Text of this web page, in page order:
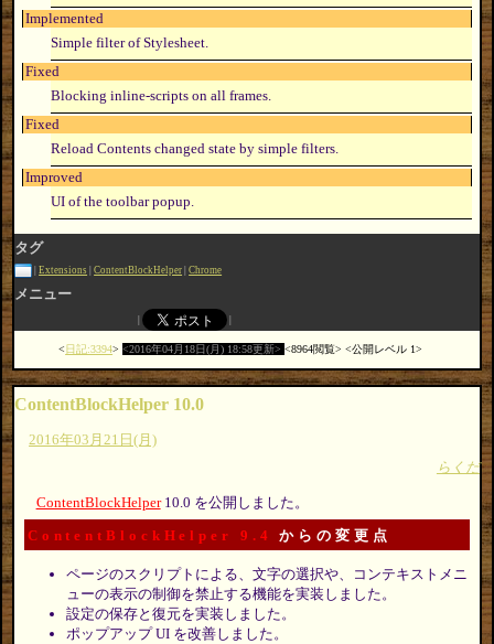
Implemented
Simple filter of Stylesheet.
Fixed
Blocking inline-scripts on all frames.
Fixed
Reload Contents changed state by simple filters.
Improved
UI of the toolbar popup.
タグ
Extensions ContentBlockHelper Chrome
メニュー
日記:3394 2016年04月18日(月) 18:58更新 8964閲覧 公開レベル 1
ContentBlockHelper 10.0
2016年03月21日(月)
らくだ
ContentBlockHelper10.0 を公開しました。
ContentBlockHelper 9.4 からの変更点
ページのスクリプトによる、文字の選択や、コンテキストメニ
ューの表示の制御を禁止する機能を実装しました。
設定の保存と復元を実装しました。
ポップアップ UI を改善しました。